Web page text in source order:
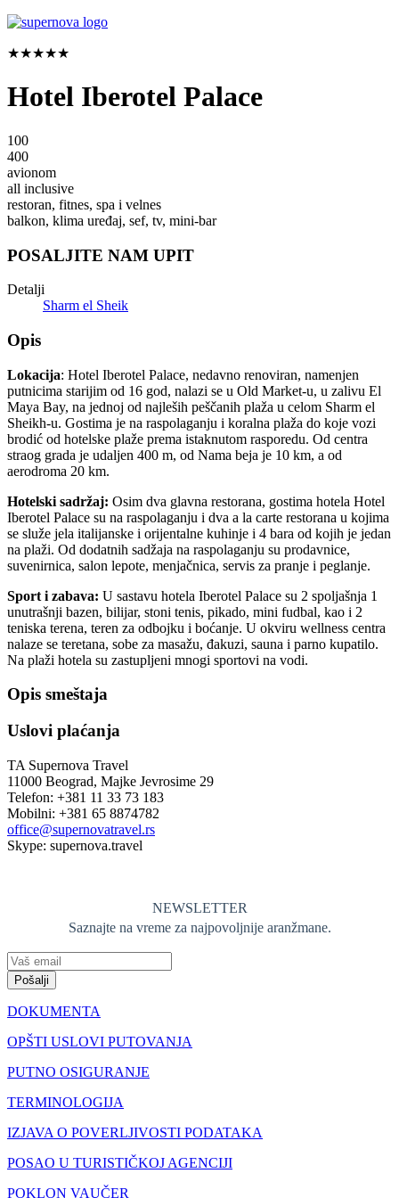
★★★★★
Hotel Iberotel Palace
100
400
avionom
all inclusive
restoran, fitnes, spa i velnes
balkon, klima uređaj, sef, tv, mini-bar
POSALJITE NAM UPIT
Detalji
Sharm el Sheik
Opis
Lokacija: Hotel Iberotel Palace, nedavno renoviran, namenjen
putnicima starijim od 16 god, nalazi se u Old Market-u, u zalivu El
Maya Bay, na jednoj od najleših peščanih plaža u celom Sharm el
Sheikh-u. Gostima je na raspolaganju i koralna plaža do koje vozi
brodić od hotelske plaže prema istaknutom rasporedu. Od centra
straog grada je udaljen 400 m, od Nama beja je 10 km, a od
aerodroma 20 km.
Hotelski sadržaj: Osim dva glavna restorana, gostima hotela Hotel
Iberotel Palace su na raspolaganju i dva a la carte restorana u kojima
se služe jela italijanske i orijentalne kuhinje i 4 bara od kojih je jedan
na plaži. Od dodatnih sadžaja na raspolaganju su prodavnice,
suvenirnica, salon lepote, menjačnica, servis za pranje i peglanje.
Sport i zabava: U sastavu hotela Iberotel Palace su 2 spoljašnja 1
unutrašnji bazen, bilijar, stoni tenis, pikado, mini fudbal, kao i 2
teniska terena, teren za odbojku i boćanje. U okviru wellness centra
nalaze se teretana, sobe za masažu, đakuzi, sauna i parno kupatilo.
Na plaži hotela su zastupljeni mnogi sportovi na vodi.
Opis smeštaja
Uslovi plaćanja
TA Supernova Travel
11000 Beograd, Majke Jevrosime 29
Telefon: +381 11 33 73 183
Mobilni: +381 65 8874782
office@supernovatravel.rs
Skype: supernova.travel
NEWSLETTER
Saznajte na vreme za najpovoljnije aranžmane.
Pošalji
DOKUMENTA
OPŠTI USLOVI PUTOVANJA
PUTNO OSIGURANJE
TERMINOLOGIJA
IZJAVA O POVERLJIVOSTI PODATAKA
POSAO U TURISTIČKOJ AGENCIJI
POKLON VAUČER